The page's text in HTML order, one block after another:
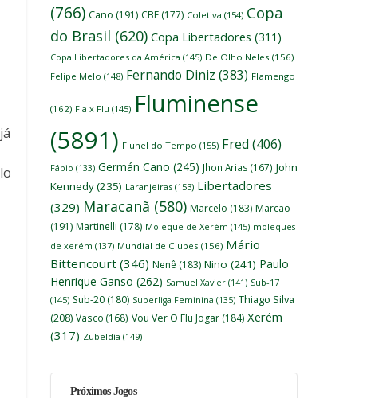
(766) Cano (191) CBF (177) Coletiva (154) Copa
do Brasil (620) Copa Libertadores (311)
Copa Libertadores da América (145) De Olho Neles (156)
Felipe Melo (148) Fernando Diniz (383) Flamengo
(162) Fla x Flu (145) Fluminense
(5891) Flunel do Tempo (155) Fred (406)
Fábio (133) Germán Cano (245) Jhon Arias (167) John
Kennedy(235) Laranjeiras (153) Libertadores
(329) Maracanã (580) Marcelo (183) Marcão
(191) Martinelli (178) Moleque de Xerém (145) moleques
de xerém (137) Mundial de Clubes (156) Mário
Bittencourt (346) Nenê (183) Nino (241) Paulo
Henrique Ganso (262) Samuel Xavier (141) Sub-17
(145) Sub-20 (180) Superliga Feminina (135) Thiago Silva
(208) Vasco (168) Vou Ver O Flu Jogar (184) Xerém
(317) Zubeldía (149)
Próximos Jogos